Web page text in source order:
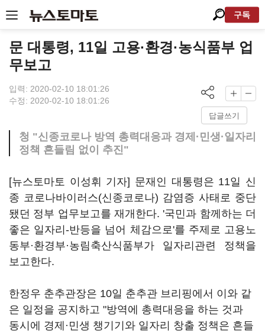
구독
문 대통령, 11일 고용·환경·농식품부 업
무보고
입력: 2020-02-10 18:01:26
수정: 2020-02-10 18:01:26
답글쓰기
청 "신종코로나 방역 총력대응과 경제·민생·일자리
정책 흔들림 없이 추진"
[뉴스토마토 이성휘 기자] 문재인 대통령은 11일 신
종 코로나바이러스(신종코로나) 감염증 사태로 중단
됐던 정부 업무보고를 재개한다. '국민과 함께하는 더
좋은 일자리-반등을 넘어 체감으로'를 주제로 고용노
동부·환경부·농림축산식품부가 일자리관련 정책을
보고한다.
한정우 춘추관장은 10일 춘추관 브리핑에서 이와 같
은 일정을 공지하고 "방역에 총력대응을 하는 것과
동시에 경제·민생 챙기기와 일자리 창출 정책은 흔들